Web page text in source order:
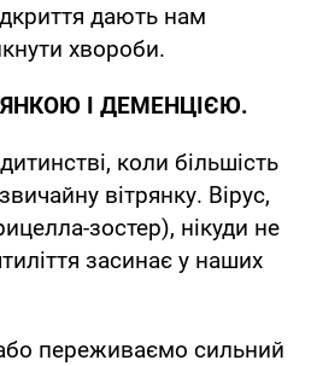
дають нам
хвороби.
І ДЕМЕНЦІЄЮ.
коли більшість
вітрянку. Вірус,
зостер), нікуди не
засинає у наших
переживаємо сильний